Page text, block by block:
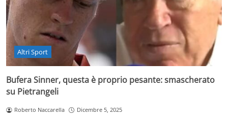
Altri Sport
Bufera Sinner, questa è proprio pesante: smascherato
su Pietrangeli
Roberto Naccarella Dicembre 5, 2025